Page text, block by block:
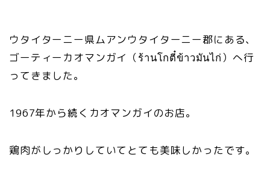
ウタイターニー県ムアンウタイターニー郡にある、
ゴーティーカオマンガイ（ร้านโกตี๋ข้าวมันไก่）へ行
ってきました。
1967年から続くカオマンガイのお店。
鶏肉がしっかりしていてとても美味しかったです。